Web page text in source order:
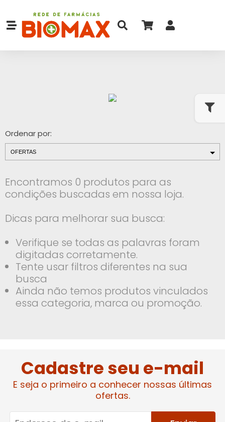
Ordenar por:
Encontramos 0 produtos para as
condições buscadas em nossa loja.
Dicas para melhorar sua busca:
Verifique se todas as palavras foram
digitadas corretamente.
Tente usar filtros diferentes na sua
busca
Ainda não temos produtos vinculados
essa categoria, marca ou promoção.
Cadastre seu e-mail
E seja o primeiro a conhecer nossas últimas
ofertas.